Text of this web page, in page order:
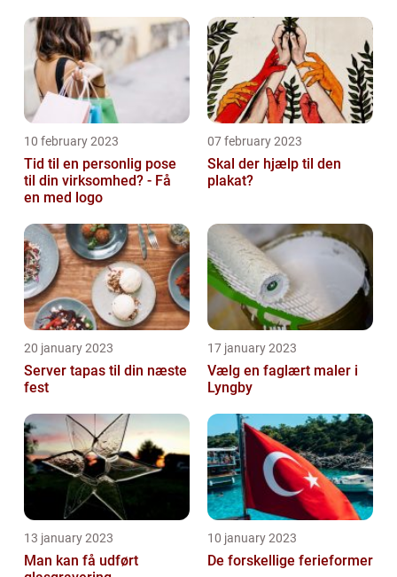
10 february 2023
Tid til en personlig pose
til din virksomhed? - Få
en med logo
07 february 2023
Skal der hjælp til den
plakat?
20 january 2023
Server tapas til din næste
fest
17 january 2023
Vælg en faglært maler i
Lyngby
13 january 2023
Man kan få udført
10 january 2023
De forskellige ferieformer